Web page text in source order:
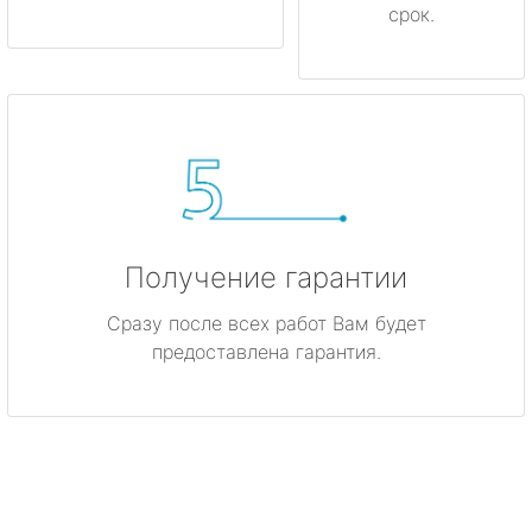
срок.
Получение гарантии
Сразу после всех работ Вам будет
предоставлена гарантия.